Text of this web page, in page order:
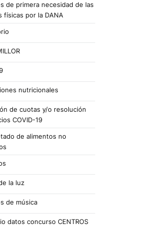
de primera necesidad de las
físicas por la DANA
nutricionales
de cuotas y/o resolución
COVID-19
de alimentos no
la luz
de música
datos concurso CENTROS